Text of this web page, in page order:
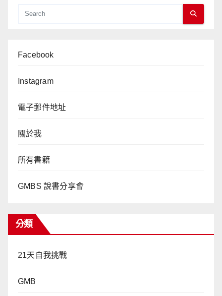
Facebook
Instagram
電子郵件地址
關於我
所有書籍
GMBS 說書分享會
分類
21天自我挑戰
GMB